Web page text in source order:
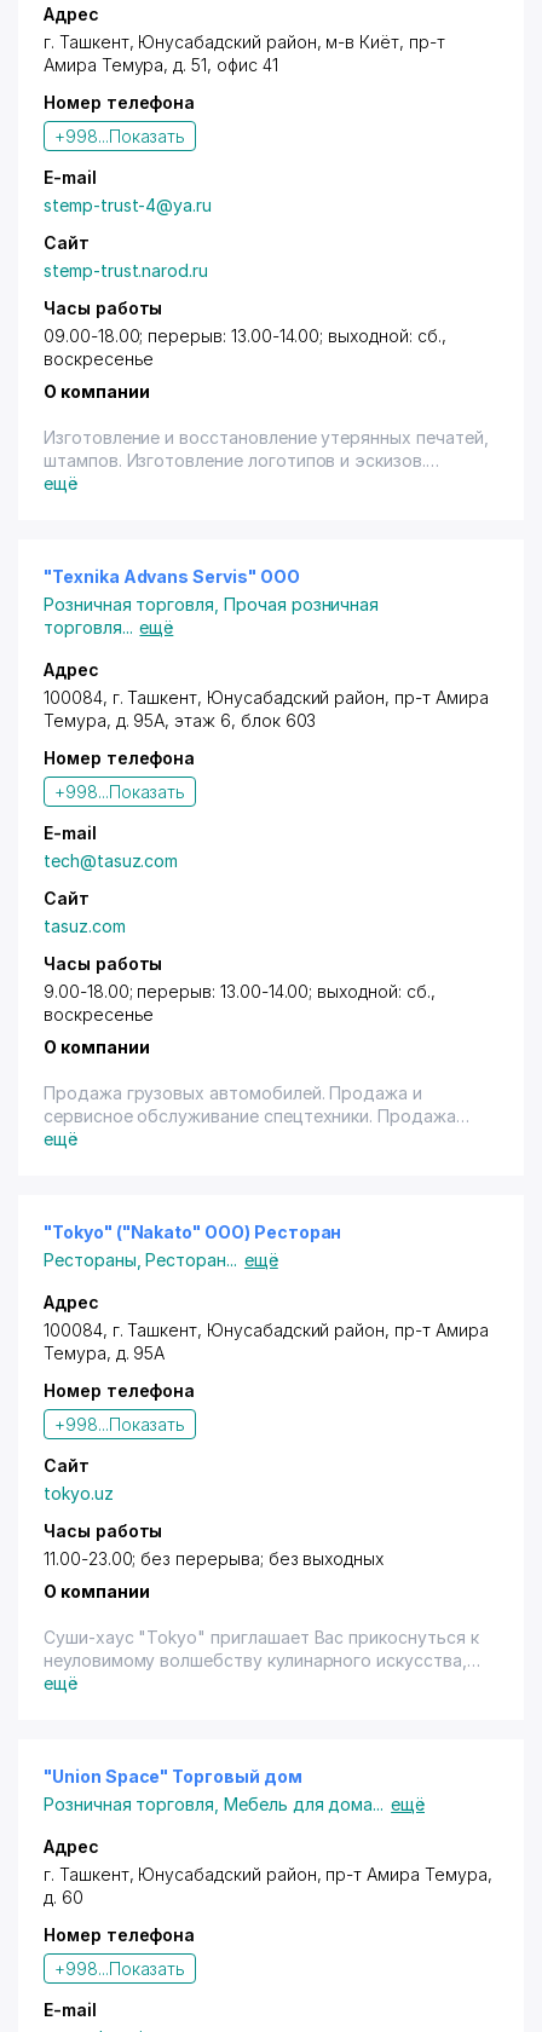
автобусов туристического класса.
Адрес
г. Ташкент, Юнусабадский район, м-в Киёт, пр-т
Амира Темура, д. 51, офис 41
Номер телефона
+998...Показать
E-mail
stemp-trust-4@ya.ru
Сайт
stemp-trust.narod.ru
Часы работы
09.00-18.00; перерыв: 13.00-14.00; выходной: сб.,
воскресенье
О компании
Изготовление и восстановление утерянных печатей,
штампов. Изготовление логотипов и эскизов.
Продажа: датеры, нумераторы, флеш краски,
изготовление печатей и штампов на сумму до 500
000 сум.; 10% (переч.) - на изготовление печатей и
штампов на сумму свыше 500 000 сум. Скидки не
суммируются.
ещё
"Texnika Advans Servis" OOO
Розничная торговля ,Прочая розничная
торговля... ещё
Адрес
100084, г. Ташкент, Юнусабадский район, пр-т Амира
Темура, д. 95А, этаж 6, блок 603
Номер телефона
+998...Показать
E-mail
tech@tasuz.com
Сайт
tasuz.com
Часы работы
9.00-18.00; перерыв: 13.00-14.00; выходной: сб.,
воскресенье
О компании
Продажа грузовых автомобилей. Продажа и
сервисное обслуживание спецтехники. Продажа
запасных частей. Дорожно-строительная техника.
ещё
"Tokyo" ("Nakato" ООО) Ресторан
Рестораны ,Ресторан... ещё
Адрес
100084, г. Ташкент, Юнусабадский район, пр-т Амира
Темура, д. 95А
Номер телефона
+998...Показать
Сайт
tokyo.uz
Часы работы
11.00-23.00; без перерыва; без выходных
О компании
Суши-хаус "Tokyo" приглашает Вас прикоснуться к
неуловимому волшебству кулинарного искусства,
которое заключается в простом совершенстве
каждого ждут удивительные открытия,
позволяющие по-новому взглянуть на японские
блюда и изучить разнообразие их вкусов.
«Tokyo» встретит Вас легкой атмосферой
настоящего городского ресторана, где
царит изысканный стиль и комфорт.
В приготовление блюд используется рыба высшего
качества и один из лучших сортов риса. Здесь Вам
предложат большой выбор суши – традиционного
блюда. Однако кроме суши, японская кухня
ещё
"Union Space" Торговый дом
Розничная торговля ,Мебель для дома... ещё
Адрес
г. Ташкент, Юнусабадский район, пр-т Амира Темура,
д. 60
Номер телефона
+998...Показать
E-mail